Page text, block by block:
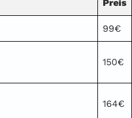
Preis
99€
150€
164€